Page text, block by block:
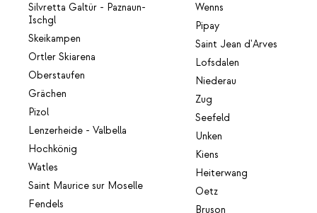
Silvretta Galtür - Paznaun-
Ischgl
Skeikampen
Ortler Skiarena
Oberstaufen
Grächen
Pizol
Lenzerheide - Valbella
Hochkönig
Watles
Saint Maurice sur Moselle
Fendels
Wenns
Pipay
Saint Jean d'Arves
Lofsdalen
Niederau
Zug
Seefeld
Unken
Kiens
Heiterwang
Oetz
Bruson